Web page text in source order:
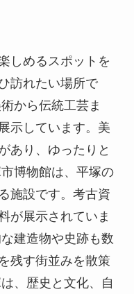
しめるスポットを
訪れたい場所で
から伝統工芸ま
示しています。美
あり、ゆったりと
博物館は、平塚の
施設です。考古資
が展示されていま
建造物や史跡も数
残す街並みを散策
、歴史と文化、自